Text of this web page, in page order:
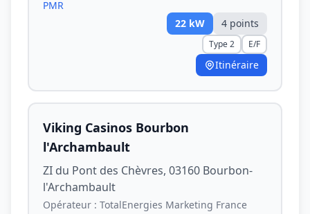
PMR
22 kW 4 points
Type 2 E/F
Itinéraire
Viking Casinos Bourbon
l'Archambault
ZI du Pont des Chèvres, 03160 Bourbon-
l'Archambault
Opérateur : TotalEnergies Marketing France